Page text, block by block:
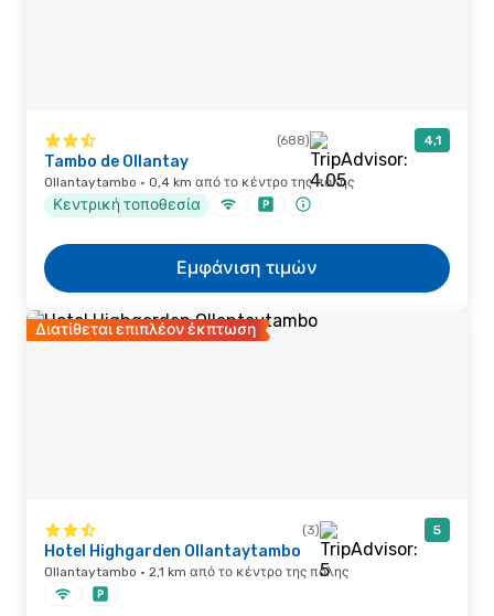
(688) 4,1
Tambo de Ollantay
Ollantaytambo · 0,4 km από το κέντρο της πόλης
Κεντρική τοποθεσία
Εμφάνιση τιμών
Διατίθεται επιπλέον έκπτωση
(3) 5
Hotel Highgarden Ollantaytambo
Ollantaytambo · 2,1 km από το κέντρο της πόλης